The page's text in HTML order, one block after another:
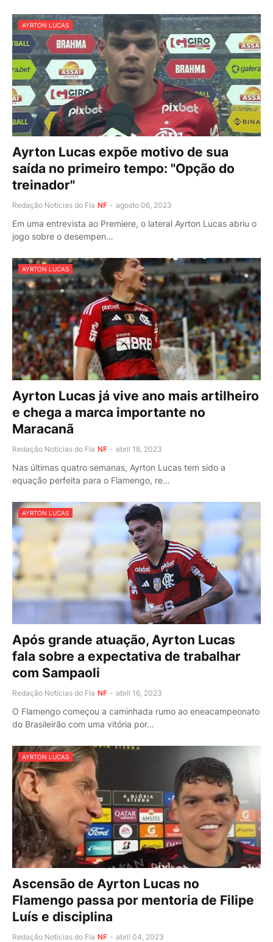
AYRTON LUCAS
Ayrton Lucas expõe motivo de sua
saída no primeiro tempo: "Opção do
treinador"
Redação Notícias do Fla NF - agosto 06, 2023
Em uma entrevista ao Premiere, o lateral Ayrton Lucas abriu o
jogo sobre o desempen…
AYRTON LUCAS
Ayrton Lucas já vive ano mais artilheiro
e chega a marca importante no
Maracanã
Redação Notícias do Fla NF - abril 18, 2023
Nas últimas quatro semanas, Ayrton Lucas tem sido a
equação perfeita para o Flamengo, re…
AYRTON LUCAS
Após grande atuação, Ayrton Lucas
fala sobre a expectativa de trabalhar
com Sampaoli
Redação Notícias do Fla NF - abril 16, 2023
O Flamengo começou a caminhada rumo ao eneacampeonato
do Brasileirão com uma vitória por…
AYRTON LUCAS
Ascensão de Ayrton Lucas no
Flamengo passa por mentoria de Filipe
Luís e disciplina
Redação Notícias do Fla NF - abril 04, 2023